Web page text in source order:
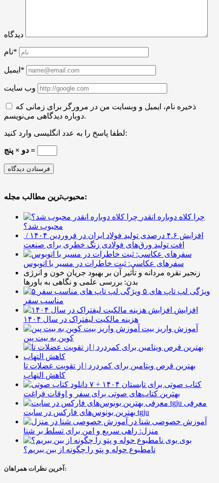
دیدگاه
نام*
ایمیل*
وب سایت
ذخیره نام، ایمیل و وبسایت من در مرورگر برای زمانی که
دوباره دیدگاهی می‌نویسم.
لطفا پاسخ را به عدد انگلیسی وارد کنید:
دو × پنج =
محبوب‌ترین مطالب مجله:
چرا کلاه دوباره انقدر
محبوب شد؟
افزایش ۴.۶ درصدی تولید فولاد ایران در فروردین ۱۴۰۴ /
افت تولید ورق‌های فولادی زنگ خطری برای صنعت
سفرهای عکاسی: ثبت خاطرات در مسیر با اتوبوس
زنجیر نقره مردانه و تأثیر آن بر بهبود جریان خون و انرژی
بدن: بررسی علمی و نگاهی به باورها
۵ ویژگی لپ تاپ های
مناسب سفر
افزایش
هزینه مالکیت لیفتراک در سال ۱۴۰۴
آموزش واریز بیت
کوین به بیت پین
بهترین قرص ویتامین برای کمردرد | از تقویت عضلات تا
کاهش التهاب
۷ کتاب صوتی برای تابستان ۱۴۰۴ +
بهترین کتاب‌های صوتی برای سفر و اوقات فراغت
معرفی
بهترین بونوس‌های فارکس در سایت tgju
آموزش خصوصی شنا در
منزل: راهی سریع و امن برای تسلط بر شنا
بوی
نامطبوع حوله و پتو را چگونه از بین ببریم؟
آخرین نظرات همراهان: